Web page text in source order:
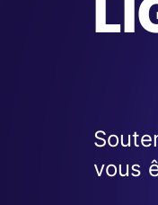
vous